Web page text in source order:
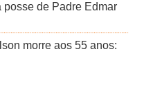
posse de Padre Edmar
morre aos 55 anos: